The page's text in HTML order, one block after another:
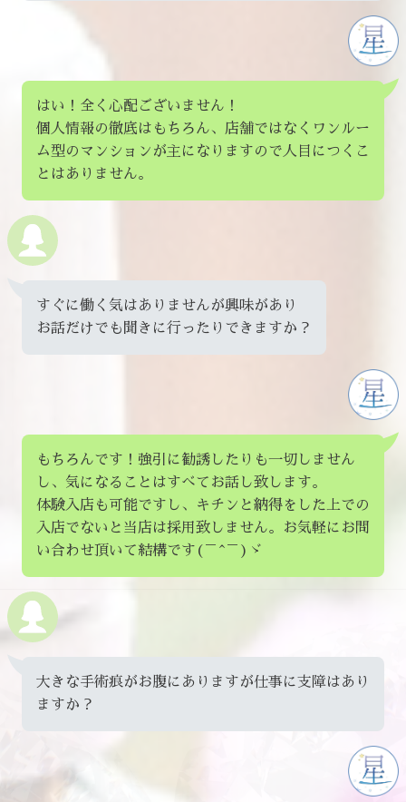
はい！全く心配ございません！
個人情報の徹底はもちろん、店舗ではなくワンルー
ム型のマンションが主になりますので人目につくこ
とはありません。
すぐに働く気はありませんが興味があり
お話だけでも聞きに行ったりできますか？
もちろんです！強引に勧誘したりも一切しません
し、気になることはすべてお話し致します。
体験入店も可能ですし、キチンと納得をした上での
入店でないと当店は採用致しません。お気軽にお問
い合わせ頂いて結構です(￣^￣)ゞ
大きな手術痕がお腹にありますが仕事に支障はあり
ますか？